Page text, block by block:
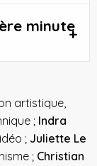
minute
artistique,
; Indra
; Juliette Le
; Christian